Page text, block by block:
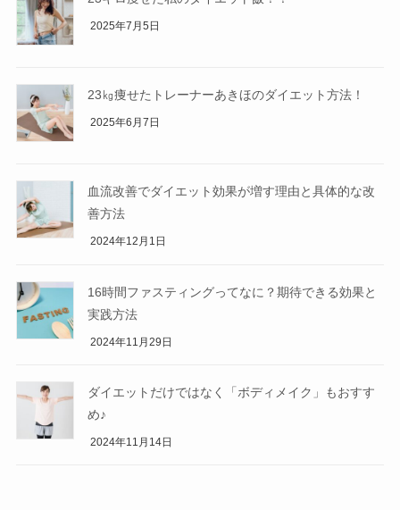
2025年7月5日
23㎏痩せたトレーナーあきほのダイエット方法！
2025年6月7日
血流改善でダイエット効果が増す理由と具体的な改
善方法
2024年12月1日
16時間ファスティングってなに？期待できる効果と
実践方法
2024年11月29日
ダイエットだけではなく「ボディメイク」もおすす
め♪
2024年11月14日